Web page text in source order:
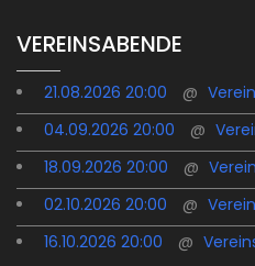
VEREINSABENDE
21.08.2026 20:00 @
04.09.2026 20:00
@
18.09.2026 20:00
@
02.10.2026 20:00
@
16.10.2026 20:00
@